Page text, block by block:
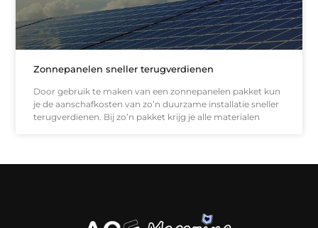
Zonnepanelen sneller terugverdienen
Door gebruik te maken van een zonnepanelen pakket kun
je de aanschafkosten van zo’n duurzame installatie sneller
terugverdienen. Bij zo’n pakket krijg je alle materialen